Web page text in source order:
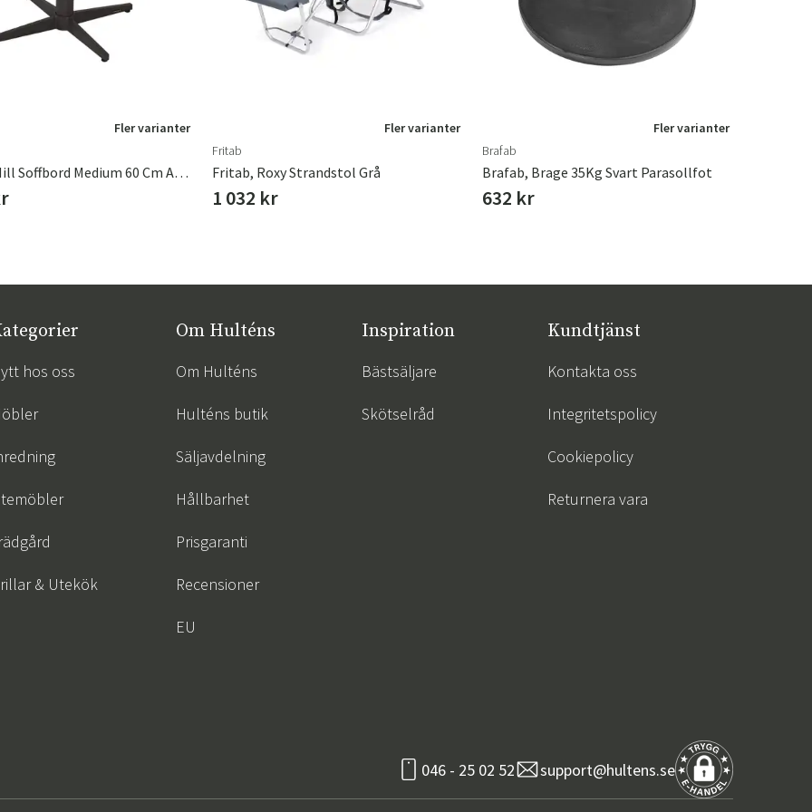
Fler varianter
Brafab, Mill Soffbord Medium 60 Cm Anthracite
Fler varianter
Fritab
Fritab, Roxy Strandstol Grå
1 032 kr
Fler varianter
Brafab
Brafab, Brage 35Kg Svart Parasollfot
632 kr
hos oss
& Utekök
Om Hulténs
Om Hulténs
Hulténs butik
Säljavdelning
Hållbarhet
Prisgaranti
Recensioner
EU
Inspiration
Bästsäljare
Skötselråd
Kundtjänst
Kontakta oss
Integritetspolicy
Cookiepolicy
Returnera vara
046 - 25 02 52 support@hultens.se